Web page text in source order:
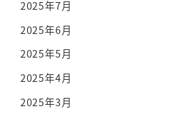
2025年7月
2025年6月
2025年5月
2025年4月
2025年3月